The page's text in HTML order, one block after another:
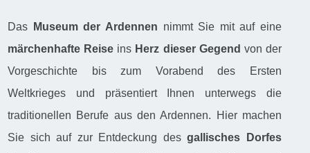
Das Museum der Ardennen nimmt Sie mit auf eine
märchenhafte Reise ins Herz dieser Gegend von der
Vorgeschichte bis zum Vorabend des Ersten
Weltkrieges und präsentiert Ihnen unterwegs die
traditionellen Berufe aus den Ardennen. Hier machen
Sie sich auf zur Entdeckung desgallisches Dorfes